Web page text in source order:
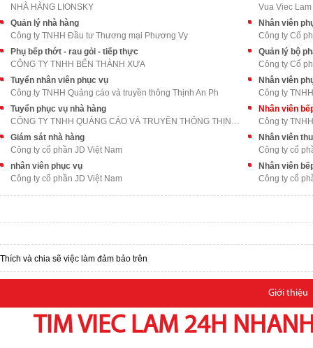
NHÀ HÀNG LIONSKY
Vua Viec Lam
Quản lý nhà hàng
Công ty TNHH Đầu tư Thương mại Phương Vy
Nhân viên
Công ty Cổ
Phụ bếp thớt - rau gỏi - tiếp thực
CÔNG TY TNHH BẾN THÀNH XƯA
Quản lý bộ
Công ty Cổ
Tuyển nhân viên phục vụ
Công ty TNHH Quảng cáo và truyền thông Thịnh An Ph
Nhân viên
Công ty
Tuyển phục vụ nhà hàng
CÔNG TY TNHH QUẢNG CÁO VÀ TRUYỀN THÔNG THỊNH AN PH
Nhân viên
Công ty
Giám sát nhà hàng
Công ty cổ phần JD Việt Nam
Nhân viên
Công ty cổ
nhân viên phục vụ
Công ty cổ phần JD Việt Nam
Nhân viên
Công ty cổ
Thích và chia sẽ việc làm đảm bảo trên
Giới thiệu
TIM VIEC LAM 24H